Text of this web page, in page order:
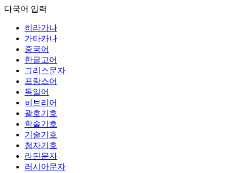
다국어 입력
히라가나
가타카나
중국어
한글고어
그리스문자
프랑스어
독일어
히브리어
괄호기호
학술기호
기술기호
첨자기호
라틴문자
러시아문자